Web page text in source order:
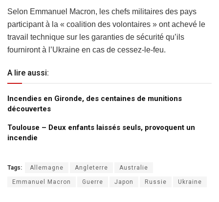
Selon Emmanuel Macron, les chefs militaires des pays
participant à la « coalition des volontaires » ont achevé le
travail technique sur les garanties de sécurité qu’ils
fourniront à l’Ukraine en cas de cessez-le-feu.
A lire aussi:
Incendies en Gironde, des centaines de munitions
découvertes
Toulouse – Deux enfants laissés seuls, provoquent un
incendie
Tags: Allemagne Angleterre Australie
Emmanuel Macron Guerre Japon Russie Ukraine